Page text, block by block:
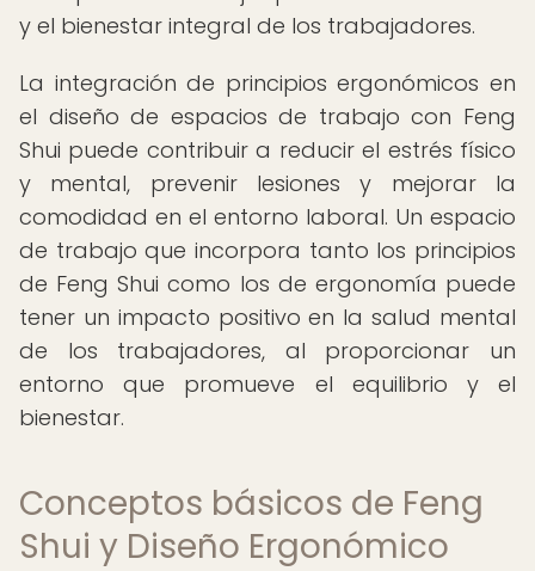
y el bienestar integral de los trabajadores.
La integración de principios ergonómicos en
el diseño de espacios de trabajo con Feng
Shui puede contribuir a reducir el estrés físico
y mental, prevenir lesiones y mejorar la
comodidad en el entorno laboral. Un espacio
de trabajo que incorpora tanto los principios
de Feng Shui como los de ergonomía puede
tener un impacto positivo en la salud mental
de los trabajadores, al proporcionar un
entorno que promueve el equilibrio y el
bienestar.
Conceptos básicos de Feng
Shui y Diseño Ergonómico